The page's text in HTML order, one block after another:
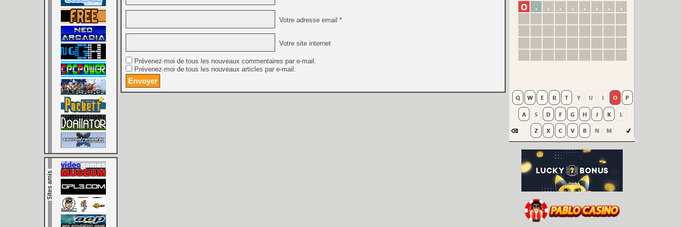
Votre adresse email *
Votre site internet
Prévenez-moi de tous les nouveaux commentaires par e-mail.
Prévenez-moi de tous les nouveaux articles par e-mail.